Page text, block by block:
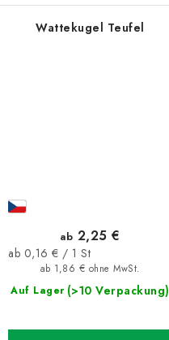
Wattekugel Teufel
Auf Lager (>10 Verpackung)
ab 1,86 € ohne MwSt.
ab 2,25 €
Verkaufspreis:
ab 0,16 € / 1 St